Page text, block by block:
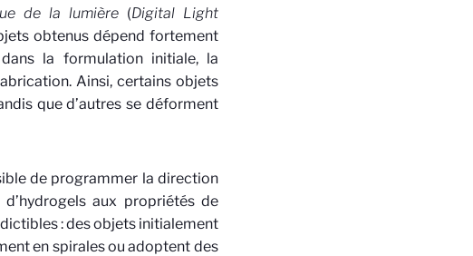
de la lumière(Digital Light
obtenus dépend fortement
la formulation initiale, la
Ainsi, certains objets
que d’autres se déforment
de programmer la direction
aux propriétés de
: des objets initialement
en spirales ou adoptent des